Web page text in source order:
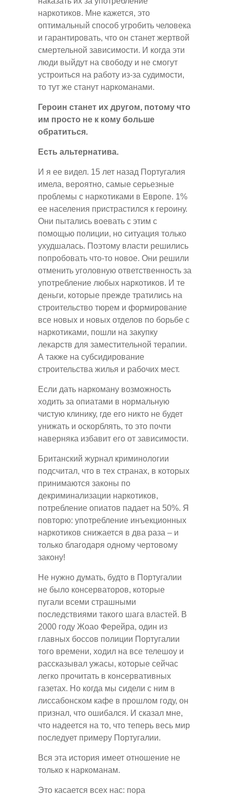
наркотиков. Мне кажется, это
оптимальный способ угробить человека
и гарантировать, что он станет жертвой
смертельной зависимости. И когда эти
люди выйдут на свободу и не смогут
устроиться на работу из-за судимости,
то тут же станут наркоманами.
Героин станет их другом, потому что
им просто не к кому больше
обратиться.
Есть альтернатива.
И я ее видел. 15 лет назад Португалия
имела, вероятно, самые серьезные
проблемы с наркотиками в Европе. 1%
ее населения пристрастился к героину.
Они пытались воевать с этим с
помощью полиции, но ситуация только
ухудшалась. Поэтому власти решились
попробовать что-то новое. Они решили
отменить уголовную ответственность за
употребление любых наркотиков. И те
деньги, которые прежде тратились на
строительство тюрем и формирование
все новых и новых отделов по борьбе с
наркотиками, пошли на закупку
лекарств для заместительной терапии.
А также на субсидирование
строительства жилья и рабочих мест.
Если дать наркоману возможность
ходить за опиатами в нормальную
чистую клинику, где его никто не будет
унижать и оскорблять, то это почти
наверняка избавит его от зависимости.
Британский журнал криминологии
подсчитал, что в тех странах, в которых
принимаются законы по
декриминализации наркотиков,
потребление опиатов падает на 50%. Я
повторю: употребление инъекционных
наркотиков снижается в два раза – и
только благодаря одному чертовому
закону!
Не нужно думать, будто в Португалии
не было консерваторов, которые
пугали всеми страшными
последствиями такого шага властей. В
2000 году Жоао Ферейра, один из
главных боссов полиции Португалии
того времени, ходил на все телешоу и
рассказывал ужасы, которые сейчас
легко прочитать в консервативных
газетах. Но когда мы сидели с ним в
лиссабонском кафе в прошлом году, он
признал, что ошибался. И сказал мне,
что надеется на то, что теперь весь мир
последует примеру Португалии.
Вся эта история имеет отношение не
только к наркоманам.
Это касается всех нас: пора